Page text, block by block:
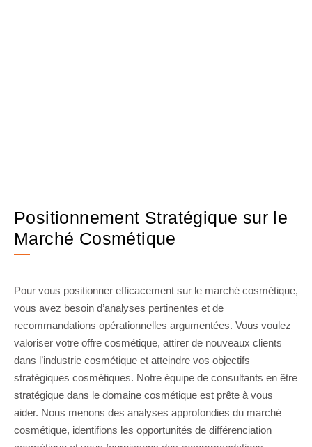
Positionnement Stratégique sur le
Marché Cosmétique
Pour vous positionner efficacement sur le marché cosmétique,
vous avez besoin d’analyses pertinentes et de
recommandations opérationnelles argumentées. Vous voulez
valoriser votre offre cosmétique, attirer de nouveaux clients
dans l’industrie cosmétique et atteindre vos objectifs
stratégiques cosmétiques. Notre équipe de consultants en être
stratégique dans le domaine cosmétique est prête à vous
aider. Nous menons des analyses approfondies du marché
cosmétique, identifions les opportunités de différenciation